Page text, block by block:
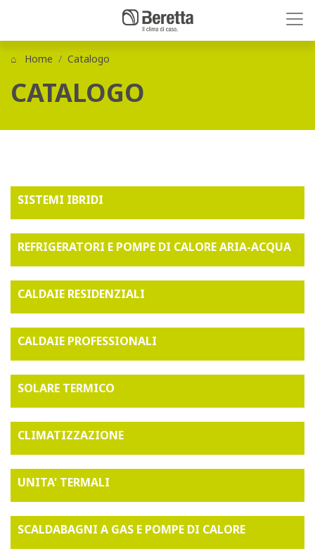
Home Catalogo
CATALOGO
SISTEMI IBRIDI
REFRIGERATORI E POMPE DI CALORE ARIA-ACQUA
CALDAIE RESIDENZIALI
CALDAIE PROFESSIONALI
SOLARE TERMICO
CLIMATIZZAZIONE
UNITA' TERMALI
SCALDABAGNI A GAS E POMPE DI CALORE